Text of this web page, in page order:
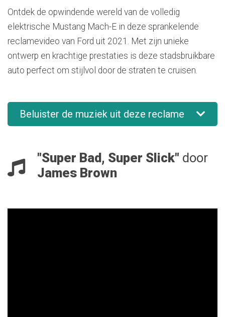
Ontdek de opwindende wereld van de volledig
elektrische Mustang Mach-E in deze sprankelende
reclamevideo van Ford uit 2021. Met zijn unieke
ontwerp en krachtige prestaties is deze stadsbruikbare
auto perfect om stijlvol door de straten te cruisen.
Beluister de muziek uit deze reclame
"Super Bad, Super Slick" door
James Brown